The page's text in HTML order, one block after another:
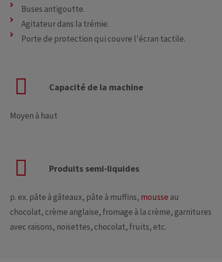
Buses antigoutte.
Agitateur dans la trémie.
Porte de protection qui couvre l'écran tactile.
Capacité de la machine
Moyen à haut
Produits semi-liquides
p. ex. pâte à gâteaux, pâte à muffins, mousse au
chocolat, crème anglaise, fromage à la crème, garnitures
avec raisons, noisettes, chocolat, fruits, etc.